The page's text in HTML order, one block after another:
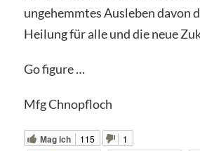
ungehemmtes Ausleben davon
Heilung für alle und die neue
Go figure …
Mfg Chnopfloch
Mag ich 115 1